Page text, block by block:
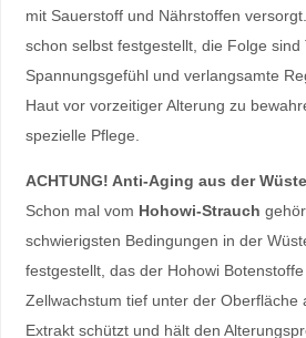
mit Sauerstoff und Nährstoffen
schon selbst festgestellt, die Folge sind
Spannungsgefühl und verlangsamte
Haut vor vorzeitiger Alterung zu
spezielle Pflege.
ACHTUNG! Anti-Aging aus der Wüste
Schon mal vom Hohowi-Strauch
schwierigsten Bedingungen in der
festgestellt, das der Hohowi
Zellwachstum tief unter der Oberfläche
Extrakt schützt und hält den